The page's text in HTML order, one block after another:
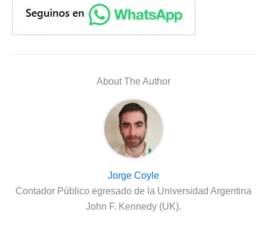
About The Author
Jorge Coyle
Contador Público egresado de la Universidad Argentina
John F. Kennedy (UK).